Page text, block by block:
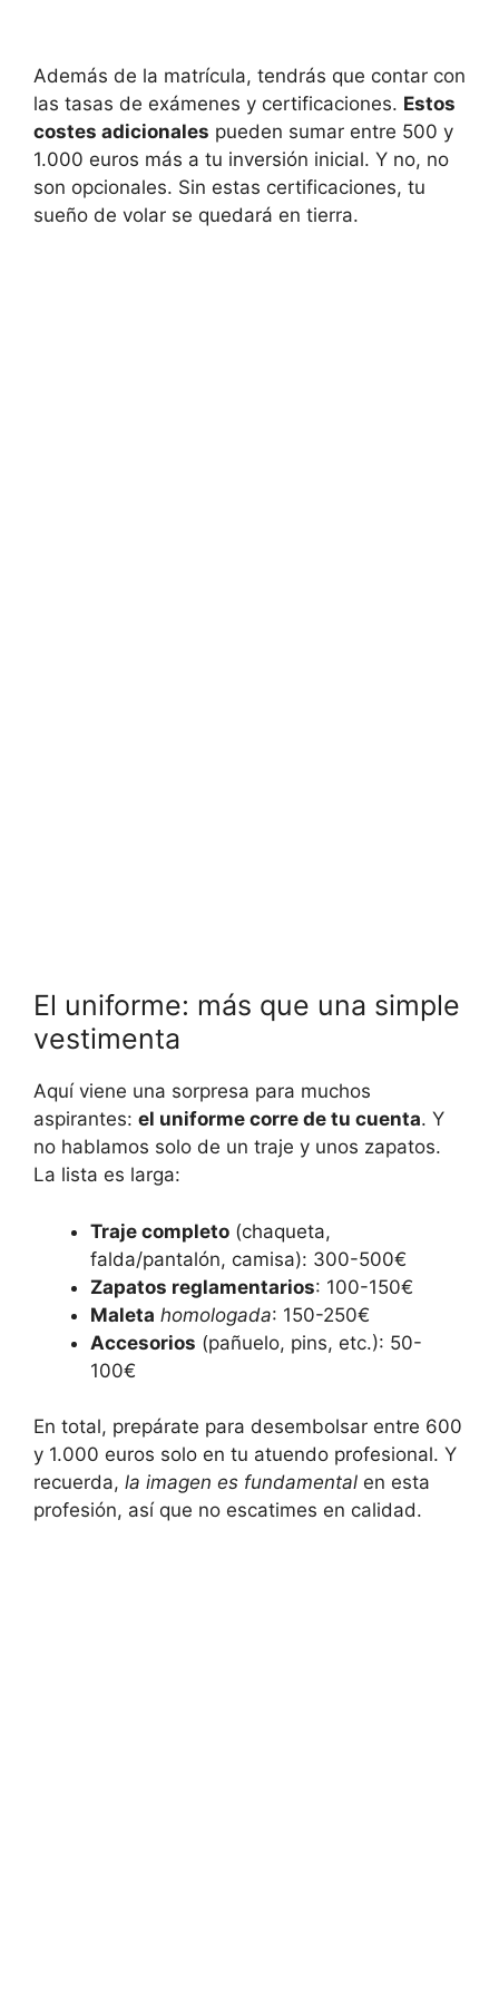
Además de la matrícula, tendrás que contar con
las tasas de exámenes y certificaciones. Estos
costes adicionales pueden sumar entre 500 y
1.000 euros más a tu inversión inicial. Y no, no
son opcionales. Sin estas certificaciones, tu
sueño de volar se quedará en tierra.
El uniforme: más que una simple
vestimenta
Aquí viene una sorpresa para muchos
aspirantes: el uniforme corre de tu cuenta. Y
no hablamos solo de un traje y unos zapatos.
La lista es larga:
Traje completo (chaqueta,
falda/pantalón, camisa): 300-500€
Zapatos reglamentarios: 100-150€
Maleta homologada: 150-250€
Accesorios (pañuelo, pins, etc.): 50-
100€
En total, prepárate para desembolsar entre 600
y 1.000 euros solo en tu atuendo profesional. Y
recuerda, la imagen es fundamental en esta
profesión, así que no escatimes en calidad.